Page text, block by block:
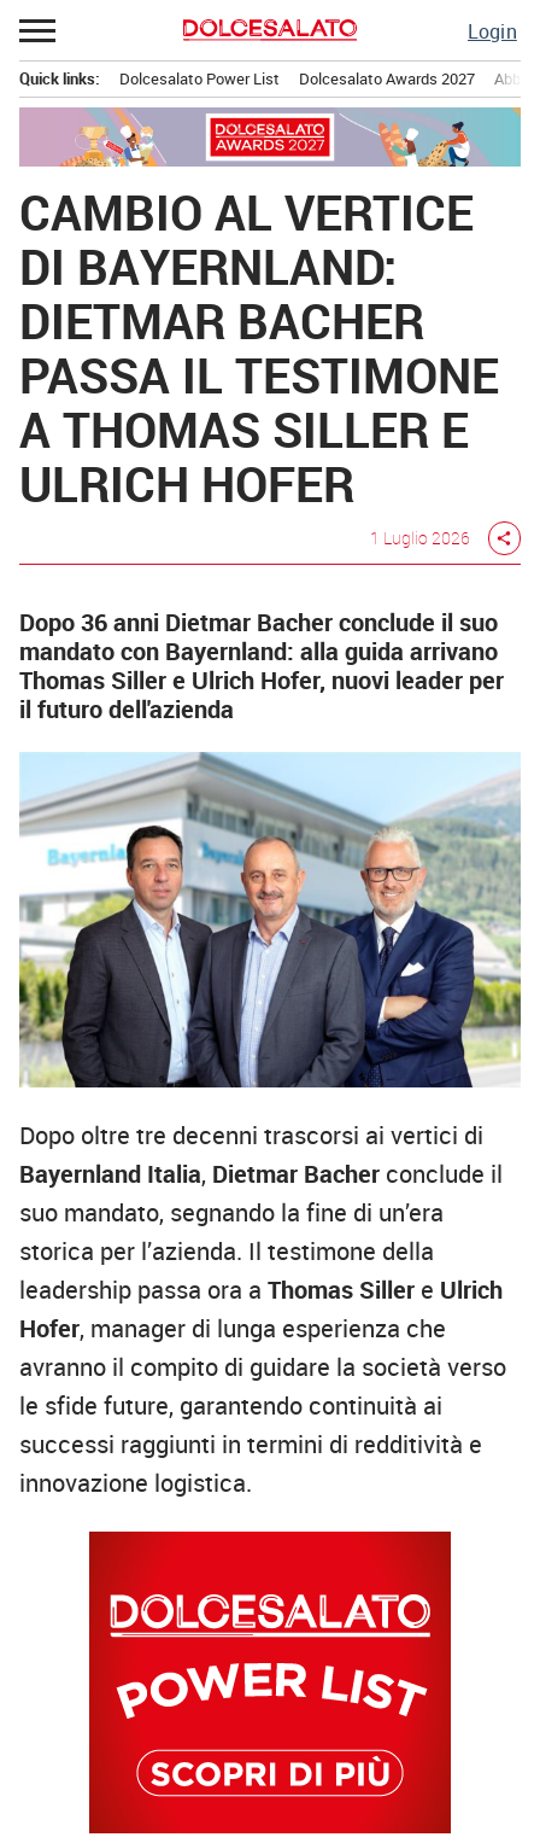
Passa
al
contenuto
Login
principale
Quick links: Dolcesalato Power List Dolcesalato Awards 2027
CAMBIO AL VERTICE
DI BAYERNLAND:
DIETMAR BACHER
PASSA IL TESTIMONE
A THOMAS SILLER E
ULRICH HOFER
1 Luglio 2026 share
Dopo 36 anni Dietmar Bacher conclude il suo
mandato con Bayernland: alla guida arrivano
Thomas Siller e Ulrich Hofer, nuovi leader per
il futuro dell'azienda
Dopo oltre tre decenni trascorsi ai vertici di
Bayernland Italia, Dietmar Bacher conclude il
suo mandato, segnando la fine di un’era
storica per l’azienda. Il testimone della
leadership passa ora a Thomas Siller e Ulrich
Hofer, manager di lunga esperienza che
avranno il compito di guidare la società verso
le sfide future, garantendo continuità ai
successi raggiunti in termini di redditività e
innovazione logistica.